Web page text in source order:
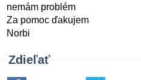
nemám problém
Za pomoc ďakujem
Norbi
Zdieľať